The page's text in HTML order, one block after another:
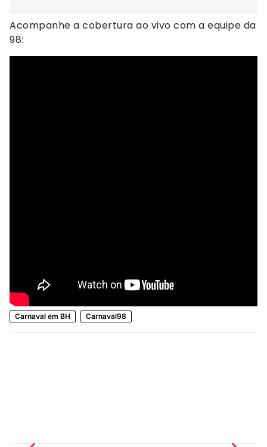
Acompanhe a cobertura ao vivo com a equipe da
98:
Carnaval em BH Carnaval98